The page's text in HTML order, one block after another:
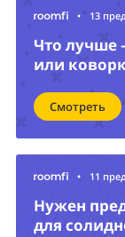
• 13
Что лучше
или
Смотреть
• 11
Нужен
для